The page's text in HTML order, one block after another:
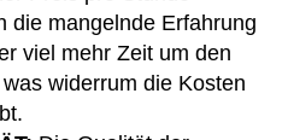
die mangelnde Erfahrung
viel mehr Zeit um den
widerrum die Kosten